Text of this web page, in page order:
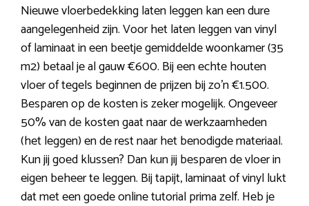
Nieuwe vloerbedekking laten leggen kan een dure
aangelegenheid zijn. Voor het laten leggen van vinyl
of laminaat in een beetje gemiddelde woonkamer (35
m2) betaal je al gauw €600. Bij een echte houten
vloer of tegels beginnen de prijzen bij zo’n €1.500.
Besparen op de kosten is zeker mogelijk. Ongeveer
50% van de kosten gaat naar de werkzaamheden
(het leggen) en de rest naar het benodigde materiaal.
Kun jij goed klussen? Dan kun jij besparen de vloer in
eigen beheer te leggen. Bij tapijt, laminaat of vinyl lukt
dat met een goede online tutorial prima zelf. Heb je